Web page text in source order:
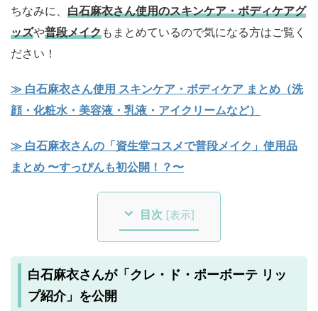
ちなみに、 白石麻衣さん使用のスキンケア・ボディケアグ
ッズや普段メイクもまとめているので気になる方はご覧く
ださい！
≫ 白石麻衣さん使用 スキンケア・ボディケア まとめ（洗
顔・化粧水・美容液・乳液・アイクリームなど）
≫ 白石麻衣さんの「資生堂コスメで普段メイク」使用品
まとめ 〜すっぴんも初公開！？〜
目次 [表示]
白石麻衣さんが「クレ・ド・ポーボーテ リッ
プ紹介」を公開